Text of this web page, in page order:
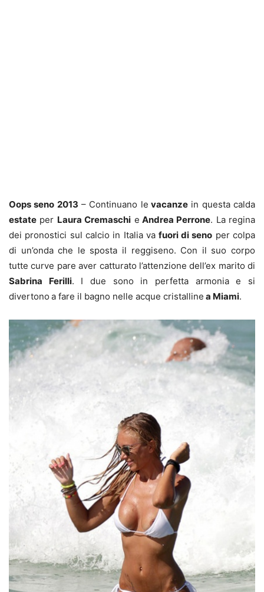
Oops seno 2013 – Continuano le vacanze in questa calda
estate per Laura Cremaschi e Andrea Perrone. La regina
dei pronostici sul calcio in Italia va fuori di seno per colpa
di un’onda che le sposta il reggiseno. Con il suo corpo
tutte curve pare aver catturato l’attenzione dell’ex marito di
Sabrina Ferilli. I due sono in perfetta armonia e si
divertono a fare il bagno nelle acque cristalline a Miami.